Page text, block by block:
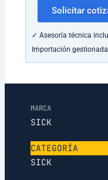
Solicitar
✓ Asesoría técnica
Importación gestionada
MARCA
SICK
CATEGORÍA
SICK